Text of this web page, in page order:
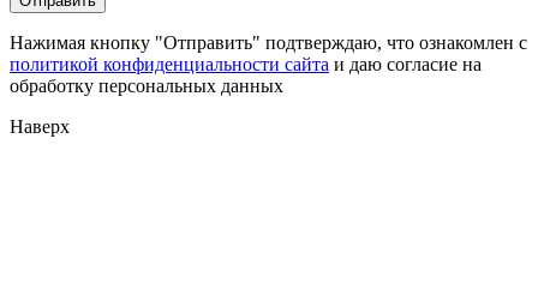
Нажимая кнопку "Отправить" подтверждаю, что ознакомлен с
политикой конфиденциальности сайта и даю согласие на
обработку персональных данных
Наверх